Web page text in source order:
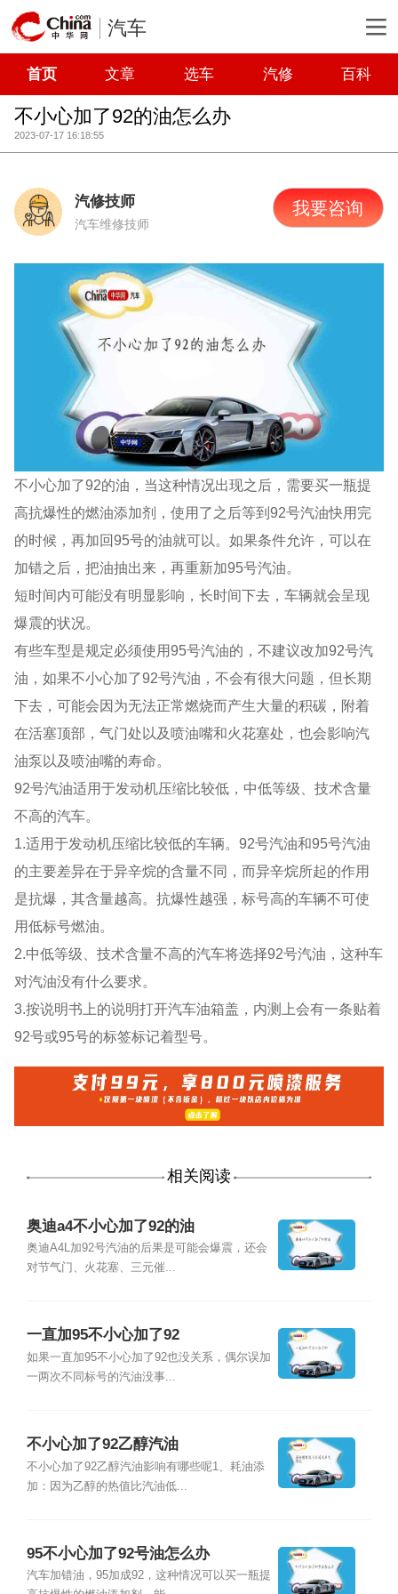
汽车
首页 文章 选车 汽修 百科
不小心加了92的油怎么办
2023-07-17 16:18:55
汽修技师
汽车维修技师
我要咨询
不小心加了92的油，当这种情况出现之后，需要买一瓶提
高抗爆性的燃油添加剂，使用了之后等到92号汽油快用完
的时候，再加回95号的油就可以。如果条件允许，可以在
加错之后，把油抽出来，再重新加95号汽油。
短时间内可能没有明显影响，长时间下去，车辆就会呈现
爆震的状况。
有些车型是规定必须使用95号汽油的，不建议改加92号汽
油，如果不小心加了92号汽油，不会有很大问题，但长期
下去，可能会因为无法正常燃烧而产生大量的积碳，附着
在活塞顶部，气门处以及喷油嘴和火花塞处，也会影响汽
油泵以及喷油嘴的寿命。
92号汽油适用于发动机压缩比较低，中低等级、技术含量
不高的汽车。
1.适用于发动机压缩比较低的车辆。92号汽油和95号汽油
的主要差异在于异辛烷的含量不同，而异辛烷所起的作用
是抗爆，其含量越高。抗爆性越强，标号高的车辆不可使
用低标号燃油。
2.中低等级、技术含量不高的汽车将选择92号汽油，这种车
对汽油没有什么要求。
3.按说明书上的说明打开汽车油箱盖，内测上会有一条贴着
92号或95号的标签标记着型号。
相关阅读
奥迪a4不小心加了92的油
奥迪A4L加92号汽油的后果是可能会爆震，还会
对节气门、火花塞、三元催...
一直加95不小心加了92
如果一直加95不小心加了92也没关系，偶尔误加
一两次不同标号的汽油没事...
不小心加了92乙醇汽油
不小心加了92乙醇汽油影响有哪些呢1、耗油添
加：因为乙醇的热值比汽油低...
95不小心加了92号油怎么办
汽车加错油，95加成92，这种情况可以买一瓶提